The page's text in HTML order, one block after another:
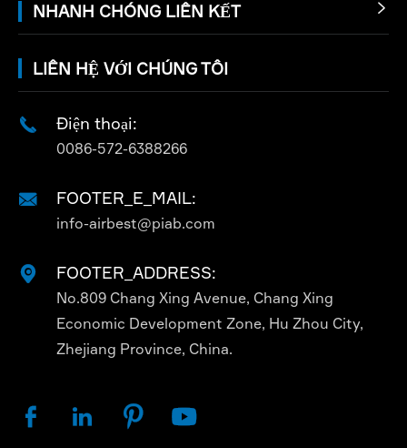
NHANH CHÓNG LIÊN KẾT 
LIÊN HỆ VỚI CHÚNG TÔI
 Điện thoại:
0086-572-6388266
 FOOTER_E_MAIL:
info-airbest@piab.com
 FOOTER_ADDRESS:
No.809 Chang Xing Avenue, Chang Xing
Economic Development Zone, Hu Zhou City,
Zhejiang Province, China.
   